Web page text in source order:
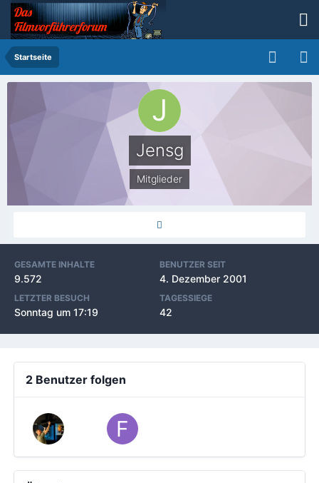
Startseite
Jensg
Mitglieder
GESAMTE INHALTE
9.572
BENUTZER SEIT
4. Dezember 2001
LETZTER BESUCH
Sonntag um 17:19
TAGESSIEGE
42
2 Benutzer folgen